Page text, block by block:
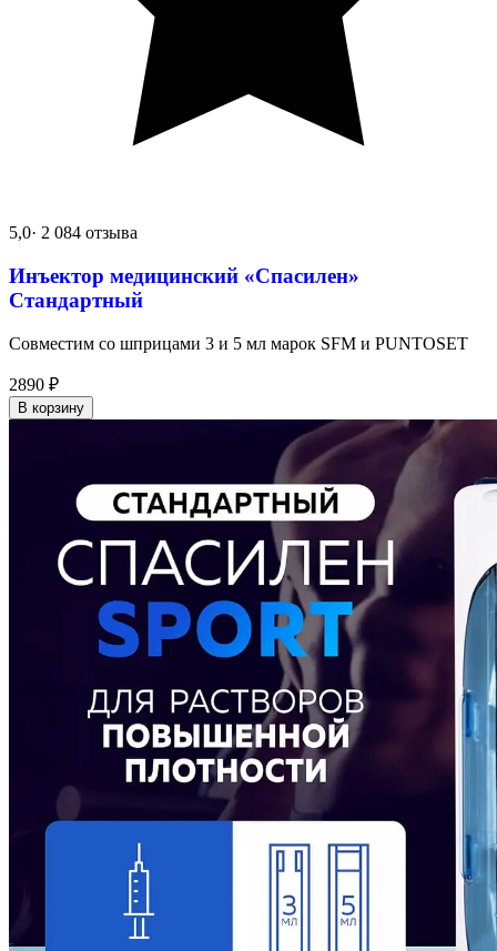
5,0· 2 084 отзыва
Инъектор медицинский «Спасилен»
Стандартный
Совместим со шприцами 3 и 5 мл марок SFM и PUNTOSET
2890 ₽
В корзину